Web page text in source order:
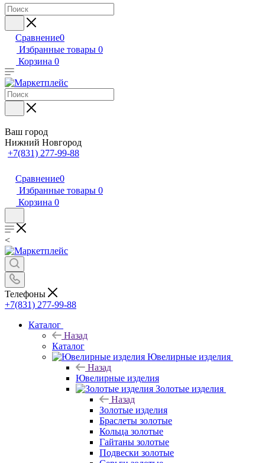
Сравнение0
Избранные товары 0
Корзина 0
Ваш город
Нижний Новгород
+7(831) 277-99-88
Сравнение0
Избранные товары 0
Корзина 0
<
Телефоны
+7(831) 277-99-88
Каталог
Назад
Каталог
Ювелирные изделия
Назад
Ювелирные изделия
Золотые изделия
Назад
Золотые изделия
Браслеты золотые
Кольца золотые
Гайтаны золотые
Подвески золотые